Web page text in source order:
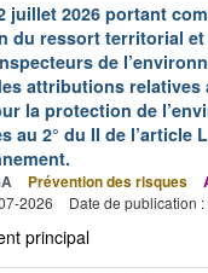
juillet 2026 portant
du ressort territorial et
de
attributions relatives
la protection de
au 2° du II de l’article
Prévention des risques
2026
Date de publication
principal